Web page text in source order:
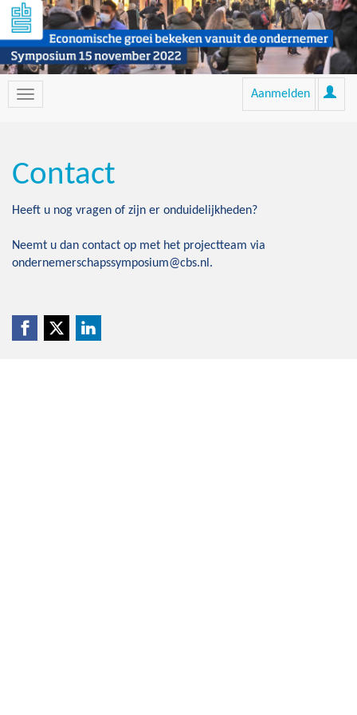
Aanmelden
Contact
Heeft u nog vragen of zijn er onduidelijkheden?
Neemt u dan contact op met het projectteam via
ondernemerschapssymposium@cbs.nl.